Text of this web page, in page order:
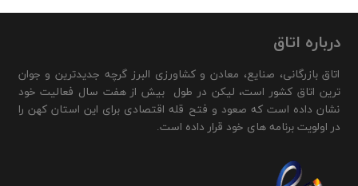
درباره اتاق
اتاق بازرگانی، صنایع، معادن و کشاورزی البرز گرچه جدیدترین و جوان
ترین اتاق کشور است، لیکن در طول بیش از هفت سال فعالیت خود
نشان داده است که صعود و فتح قله اقتصادی برای این استان کهن را
در اولویت برنامه های خود قرار داده است.